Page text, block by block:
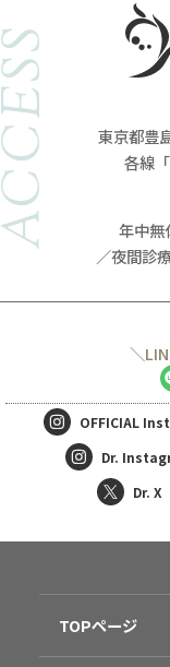
東京都豊
各線
年中無
／夜間診
＼
OFFICIAL
Dr.
Dr. X
TOPページ
無料
相談